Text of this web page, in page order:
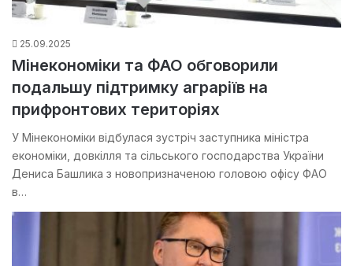
25.09.2025
Мінекономіки та ФАО обговорили
подальшу підтримку аграріїв на
прифронтових територіях
У Мінекономіки відбулася зустріч заступника міністра
економіки, довкілля та сільського господарства України
Дениса Башлика з новопризначеною головою офісу ФАО
в…